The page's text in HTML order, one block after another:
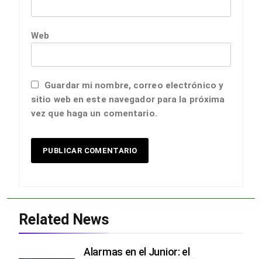
Web
Guardar mi nombre, correo electrónico y
sitio web en este navegador para la próxima
vez que haga un comentario.
Related News
Alarmas en el Junior: el